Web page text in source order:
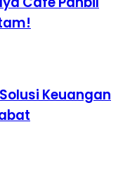
Keuangan